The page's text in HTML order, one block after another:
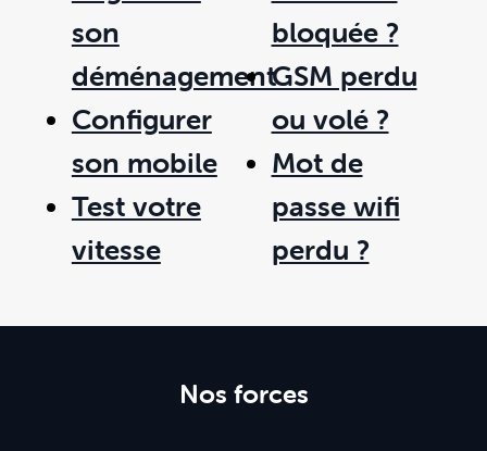
son
déménagement
Configurer
son mobile
Test votre
vitesse
bloquée ?
GSM perdu
ou volé ?
Mot de
passe wifi
perdu ?
Nos forces